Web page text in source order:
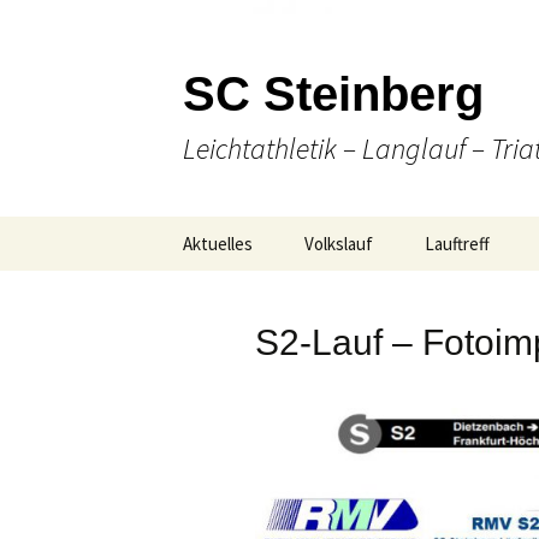
SC Steinberg
Leichtathletik – Langlauf –
Aktuelles Volkslauf
Ausschreibung
Strecken-
Ergebnisse
Lauftreff
Laufen
Gesellige
Unser Team
S2-Lauf –